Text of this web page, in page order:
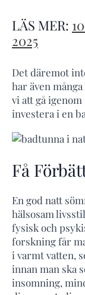
LÄS MER:
2025
Det däremot
har även
vi att gå
investera i en
Få
En god natt
hälsosam
fysisk och
forskning får
i varmt vatten,
innan man ska
insomning,